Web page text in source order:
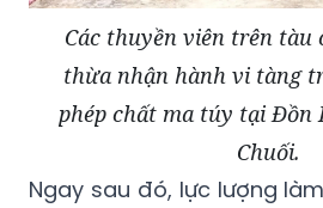
Các thuyền viên trên tàu
thừa nhận hành vi tàng
phép chất ma túy tại Đồn
Chuối.
Ngay sau đó, lực lượng